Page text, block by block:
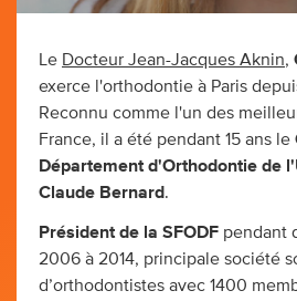
Le Docteur Jean-Jacques Aknin,
exerce l'orthodontie à Paris
Reconnu comme l'un des
France, il a été pendant 15 ans le
Département d'Orthodontie de
Claude Bernard.
Président de la SFODF pendant
2006 à 2014, principale société
d’orthodontistes avec 1400